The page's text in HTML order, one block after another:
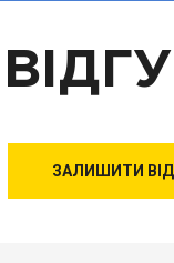
ЗАЛИШИТИ